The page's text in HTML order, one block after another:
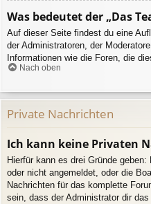
Was bedeutet der „Das
Auf dieser Seite findest du eine
der Administratoren, der
Informationen wie die Foren, die
Nach oben
Private Nachrichten
Ich kann keine Privaten
Hierfür kann es drei Gründe
oder nicht angemeldet, oder die
Nachrichten für das komplette
sein, dass der Administrator dir